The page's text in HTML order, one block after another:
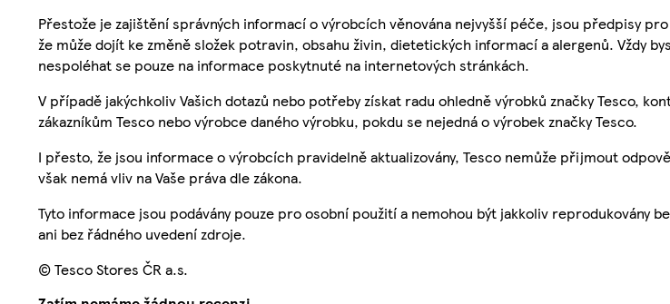
Přestože je zajištění správných informací o výrobcích věnována nejvyšší péče, jsou předpisy
že může dojít ke změně složek potravin, obsahu živin, dietetických informací a alergenů. Vždy
nespoléhat se pouze na informace poskytnuté na internetových stránkách.
V případě jakýchkoliv Vašich dotazů nebo potřeby získat radu ohledně výrobků značky Tesco,
zákazníkům Tesco nebo výrobce daného výrobku, pokdu se nejedná o výrobek značky Tesco.
I přesto, že jsou informace o výrobcích pravidelně aktualizovány, Tesco nemůže přijmout
však nemá vliv na Vaše práva dle zákona.
Tyto informace jsou podávány pouze pro osobní použití a nemohou být jakkoliv reprodukovány
ani bez řádného uvedení zdroje.
© Tesco Stores ČR a.s.